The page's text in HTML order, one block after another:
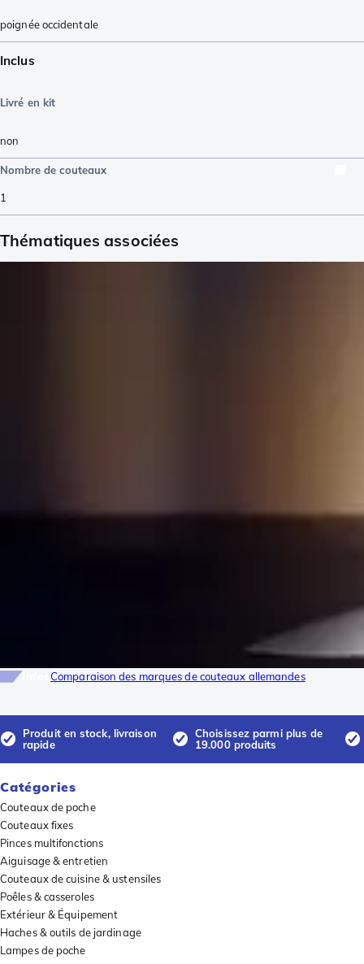
poignée occidentale
Inclus
Livré en kit
non
Nombre de couteaux
1
Thématiques associées
Comparaison des marques de couteaux allemandes
Produit en stock, livraison
rapide
Choisissez parmi plus de
19.000 produits
Catégories
Couteaux de poche
Couteaux fixes
Pinces multifonctions
Aiguisage & entretien
Couteaux de cuisine & ustensiles
Poêles & casseroles
Extérieur & Équipement
Haches & outils de jardinage
Lampes de poche